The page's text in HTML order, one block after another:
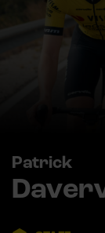
Patrick